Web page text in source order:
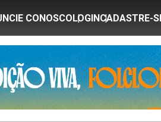
CONOSCOLOGINCADASTRE-